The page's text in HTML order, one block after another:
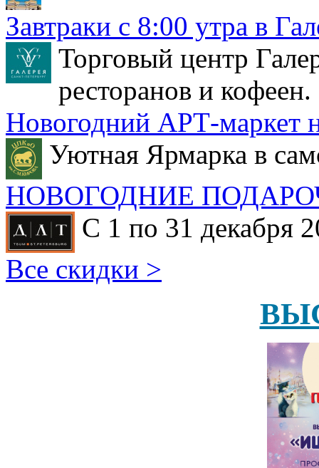
Завтраки с 8:00 утра в
Торговый центр
ресторанов и кофеен.
Новогодний АРТ-маркет
Уютная Ярмарка в
НОВОГОДНИЕ
С 1 по 31 декабря
Все скидки >